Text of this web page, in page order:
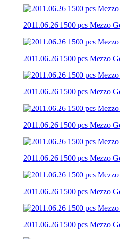
2011.06.26 1500 pcs Mezzo
2011.06.26 1500 pcs Mezzo
2011.06.26 1500 pcs Mezzo
2011.06.26 1500 pcs Mezzo
2011.06.26 1500 pcs Mezzo
2011.06.26 1500 pcs Mezzo
2011.06.26 1500 pcs Mezzo